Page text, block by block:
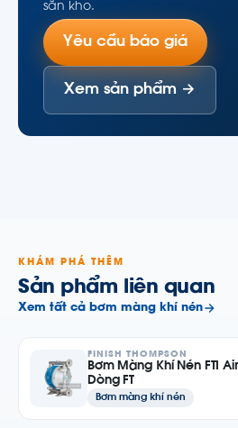
sẵn kho.
Yêu cầu báo giá
Xem sản phẩm →
KHÁM PHÁ THÊM
Sản phẩm liên quan
Xem tất cả bơm màng khí nén
FINISH THOMPSON
Bơm Màng Khí Nén FTI
Dòng FT
Bơm màng khí nén